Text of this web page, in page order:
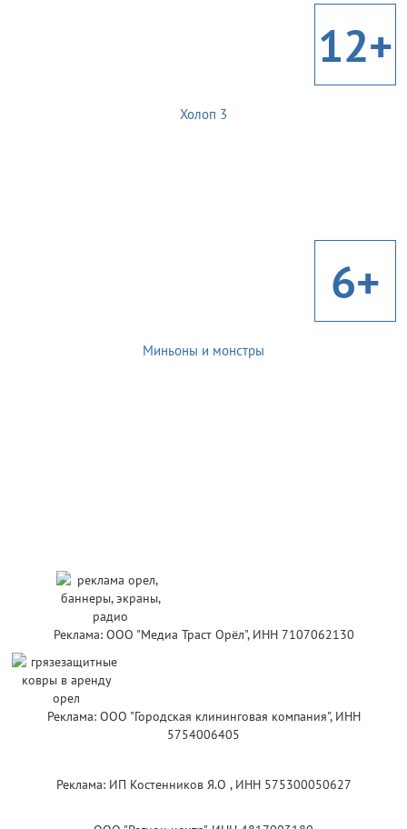
12+
Холоп 3
6+
Миньоны и монстры
Реклама: ООО "Медиа Траст Орёл", ИНН 7107062130
Реклама: ООО "Городская клининговая компания", ИНН
5754006405
Реклама: ИП Костенников Я.О , ИНН 575300050627